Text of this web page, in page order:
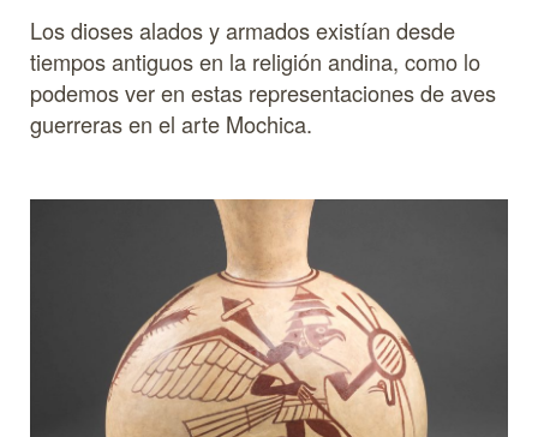
Los dioses alados y armados existían desde
tiempos antiguos en la religión andina, como lo
podemos ver en estas representaciones de aves
guerreras en el arte Mochica.